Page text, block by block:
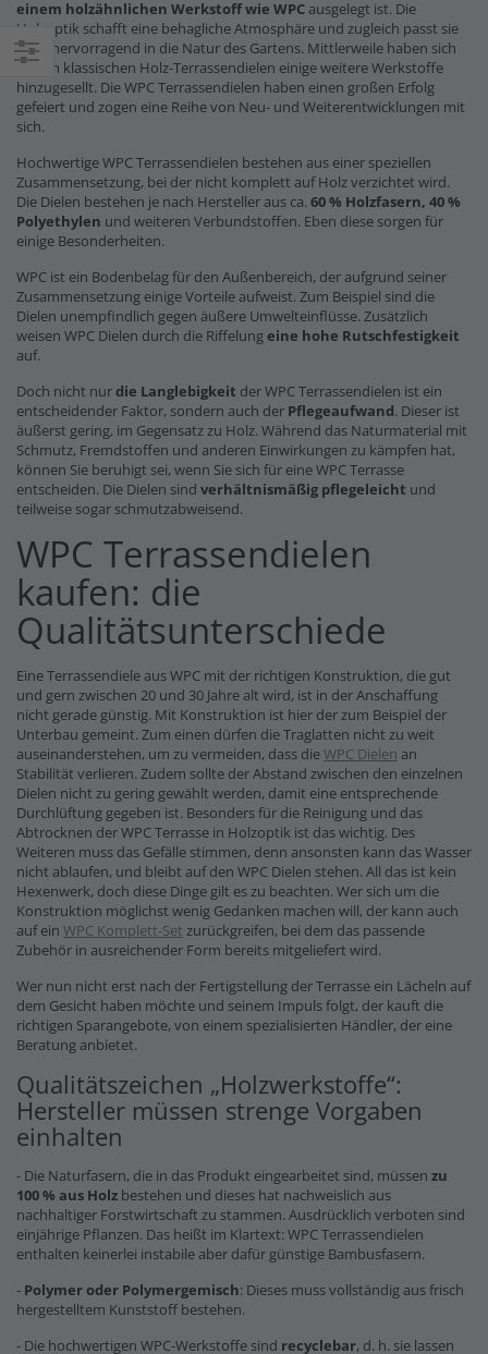
einem holzähnlichen Werkstoff wie WPCausgelegt ist. Die
Holzoptik schafft eine behagliche Atmosphäre und zugleich passt sie
auch hervorragend in die Natur des Gartens. Mittlerweile haben sich
zu den klassischen Holz-Terrassendielen einige weitere Werkstoffe
hinzugesellt. Die WPC Terrassendielen haben einen großen Erfolg
gefeiert und zogen eine Reihe von Neu- und Weiterentwicklungen mit
sich.
Hochwertige WPC Terrassendielen bestehen aus einer speziellen
Zusammensetzung, bei der nicht komplett auf Holz verzichtet wird.
Die Dielen bestehen je nach Hersteller aus ca. 60 % Holzfasern, 40 %
Polyethylen und weiteren Verbundstoffen. Eben diese sorgen für
einige Besonderheiten.
WPC ist ein Bodenbelag für den Außenbereich, der aufgrund seiner
Zusammensetzung einige Vorteile aufweist. Zum Beispiel sind die
Dielen unempfindlich gegen äußere Umwelteinflüsse. Zusätzlich
weisen WPC Dielen durch die Riffelungeine hohe Rutschfestigkeit
auf.
Doch nicht nurdie Langlebigkeit der WPC Terrassendielen ist ein
entscheidender Faktor, sondern auch der Pflegeaufwand. Dieser ist
äußerst gering, im Gegensatz zu Holz. Während das Naturmaterial mit
Schmutz, Fremdstoffen und anderen Einwirkungen zu kämpfen hat,
können Sie beruhigt sei, wenn Sie sich für eine WPC Terrasse
entscheiden. Die Dielen sind verhältnismäßig pflegeleicht und
teilweise sogar schmutzabweisend.
WPC Terrassendielen
kaufen: die
Qualitätsunterschiede
Eine Terrassendiele aus WPC mit der richtigen Konstruktion, die gut
und gern zwischen 20 und 30 Jahre alt wird, ist in der Anschaffung
nicht gerade günstig. Mit Konstruktion ist hier der zum Beispiel der
Unterbau gemeint. Zum einen dürfen die Traglatten nicht zu weit
auseinanderstehen, um zu vermeiden, dass dieWPC Dielen an
Stabilität verlieren. Zudem sollte der Abstand zwischen den einzelnen
Dielen nicht zu gering gewählt werden, damit eine entsprechende
Durchlüftung gegeben ist. Besonders für die Reinigung und das
Abtrocknen der WPC Terrasse in Holzoptik ist das wichtig. Des
Weiteren muss das Gefälle stimmen, denn ansonsten kann das Wasser
nicht ablaufen, und bleibt auf den WPC Dielen stehen. All das ist kein
Hexenwerk, doch diese Dinge gilt es zu beachten. Wer sich um die
Konstruktion möglichst wenig Gedanken machen will, der kann auch
auf ein WPC Komplett-Set zurückgreifen, bei dem das passende
Zubehör in ausreichender Form bereits mitgeliefert wird.
Wer nun nicht erst nach der Fertigstellung der Terrasse ein Lächeln auf
dem Gesicht haben möchte und seinem Impuls folgt, der kauft die
richtigen Sparangebote, von einem spezialisierten Händler, der eine
Beratung anbietet.
Qualitätszeichen „Holzwerkstoffe“:
Hersteller müssen strenge Vorgaben
einhalten
- Die Naturfasern, die in das Produkt eingearbeitet sind, müssen zu
100 % aus Holz bestehen und dieses hat nachweislich aus
nachhaltiger Forstwirtschaft zu stammen. Ausdrücklich verboten sind
einjährige Pflanzen. Das heißt im Klartext: WPC Terrassendielen
enthalten keinerlei instabile aber dafür günstige Bambusfasern.
- Polymer oder Polymergemisch: Dieses muss vollständig aus frisch
hergestelltem Kunststoff bestehen.
- Die hochwertigen WPC-Werkstoffe sind recyclebar, d. h. sie lassen
Einkaufsoptionen